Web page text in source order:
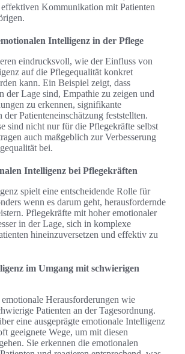
Kommunikation mit Patienten
Intelligenz in der Pflege
eindrucksvoll, wie der Einfluss von
auf die Pflegequalität konkret
kann. Ein Beispiel zeigt, dass
der Lage sind, Empathie zu zeigen und
zu erkennen, signifikante
der Patienteneinschätzung feststellten.
sind nicht nur für die Pflegekräfte selbst
auch maßgeblich zur Verbesserung
bei.
Intelligenz bei Pflegekräften
spielt eine entscheidende Rolle für
wenn es darum geht, herausfordernde
Pflegekräfte mit hoher emotionaler
in der Lage, sich in komplexe
hineinzuversetzen und effektiv zu
im Umgang mit schwierigen
Herausforderungen wie
Patienten an der Tagesordnung.
eine ausgeprägte emotionale Intelligenz
geeignete Wege, um mit diesen
Sie erkennen die emotionalen